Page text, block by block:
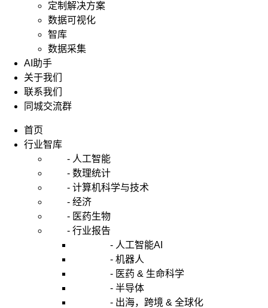
定制解决方案
数据可视化
智库
数据采集
AI助手
关于我们
联系我们
同城交流群
首页
行业智库
- 人工智能
- 数理统计
- 计算机科学与技术
- 经济
- 医药生物
- 行业报告
- 人工智能AI
- 机器人
- 医药 & 生命科学
- 半导体
- 出海，跨境 & 全球化